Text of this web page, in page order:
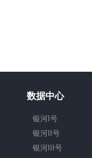
数据中心
银河I号
银河II号
银河III号